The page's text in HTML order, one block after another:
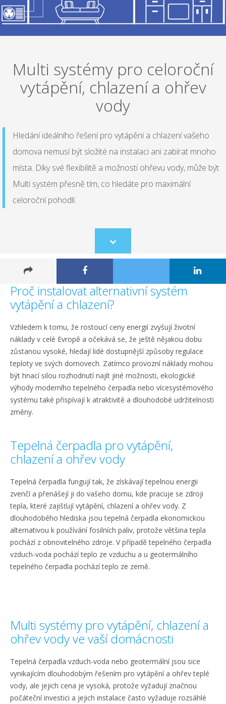
Multi systémy pro celoroční
vytápění, chlazení a ohřev
vody
Hledání ideálního řešení pro vytápění a chlazení vašeho
domova nemusí být složité na instalaci ani zabírat mnoho
místa. Díky své flexibilitě a možnosti ohřevu vody, může být
Multi systém přesně tím, co hledáte pro maximální
celoroční pohodlí.
Scroll
to
Proč instalovat alternativní systém
vytápění a chlazení?
Vzhledem k tomu, že rostoucí ceny energií zvyšují životní
náklady v celé Evropě a očekává se, že ještě nějakou dobu
zůstanou vysoké, hledají lidé dostupnější způsoby regulace
teploty ve svých domovech. Zatímco provozní náklady mohou
být hnací silou rozhodnutí najít jiné možnosti, ekologické
výhody moderního tepelného čerpadla nebo vícesystémového
systému také přispívají k atraktivitě a dlouhodobé udržitelnosti
změny.
Tepelná čerpadla pro vytápění,
chlazení a ohřev vody
Tepelná čerpadla fungují tak, že získávají tepelnou energii
zvenčí a přenášejí ji do vašeho domu, kde pracuje se zdroji
tepla, které zajišťují vytápění, chlazení a ohřev vody. Z
dlouhodobého hlediska jsou tepelná čerpadla ekonomickou
alternativou k používání fosilních paliv, protože většina tepla
pochází z obnovitelného zdroje. V případě tepelného čerpadla
vzduch-voda pochází teplo ze vzduchu a u geotermálního
tepelného čerpadla pochází teplo ze země.
Multi systémy pro vytápění, chlazení a
ohřev vody ve vaší domácnosti
Tepelná čerpadla vzduch-voda nebo geotermální jsou sice
vynikajícím dlouhodobým řešením pro vytápění a ohřev teplé
vody, ale jejich cena je vysoká, protože vyžadují značnou
počáteční investici a jejich instalace často vyžaduje rozsáhlé